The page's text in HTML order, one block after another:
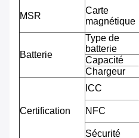
MSR
Carte
magnétique
Batterie
Type de
batterie
Capacité
Chargeur
Certification
ICC
NFC
Sécurité